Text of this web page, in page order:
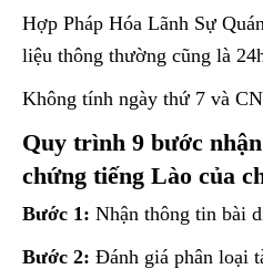
Hợp Pháp Hóa Lãnh Sự
liệu thông thường cũng là
Không tính ngày thứ 7 và
Quy trình 9 bước
chứng tiếng Lào của
Bước 1: Nhận thông tin bài
Bước 2: Đánh giá phân loại